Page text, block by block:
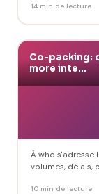
14 min de lecture
Co-packing:
more inte...
À who s'adresse
volumes, délais,
10 min de lecture